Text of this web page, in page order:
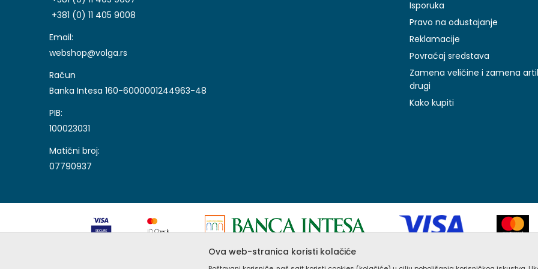
+381 (0) 11 405 9008
Email:
webshop@volga.rs
Račun
Banka Intesa 160-6000001244963-48
PIB:
100023031
Matični broj:
07790937
Isporuka
Pravo na odustajanje
Reklamacije
Povraćaj sredstava
Zamena veličine i zamena
drugi
Kako kupiti
Nastojimo da budemo što precizniji u opisu proizvoda, prikazu slika i samih cena, ali ne možemo garantovati da su sve
Ova web-stranica koristi kolačiće